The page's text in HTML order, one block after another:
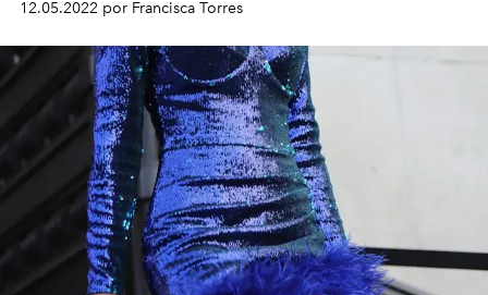
fin de la pandemia.
12.05.2022 por Francisca Torres